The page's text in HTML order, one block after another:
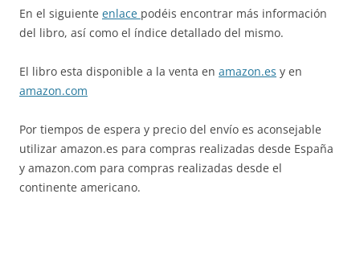
En el siguiente enlace podéis encontrar más información
del libro, así como el índice detallado del mismo.
El libro esta disponible a la venta en amazon.es y en
amazon.com
Por tiempos de espera y precio del envío es aconsejable
utilizar amazon.es para compras realizadas desde España
y amazon.com para compras realizadas desde el
continente americano.